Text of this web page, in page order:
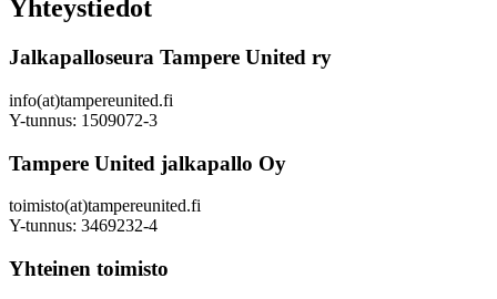
Yhteystiedot
Jalkapalloseura Tampere United ry
info(at)tampereunited.fi
Y-tunnus: 1509072-3
Tampere United jalkapallo Oy
toimisto(at)tampereunited.fi
Y-tunnus: 3469232-4
Yhteinen toimisto